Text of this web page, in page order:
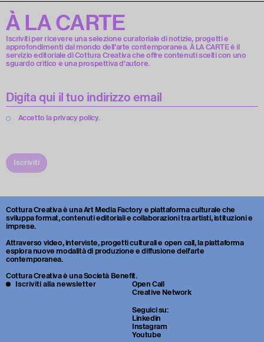
À LA CARTE
Iscriviti per ricevere una selezione curatoriale di notizie, progetti e
approfondimenti dal mondo dell’arte contemporanea. À LA CARTE è il
servizio editoriale di Cottura Creativa che offre contenuti scelti con uno
sguardo critico e una prospettiva d’autore.
Accetto la privacy policy.
Iscriviti
Cottura Creativa è una Art Media Factory e piattaforma culturale che
sviluppa format, contenuti editoriali e collaborazioni tra artisti, istituzioni e
imprese.
Attraverso video, interviste, progetti culturali e open call, la piattaforma
esplora nuove modalità di produzione e diffusione dell’arte
contemporanea.
Cottura Creativa è una Società Benefit.
Open Call
Creative Network
Seguici su:
Linkedin
Instagram
Youtube
Iscriviti alla newsletter